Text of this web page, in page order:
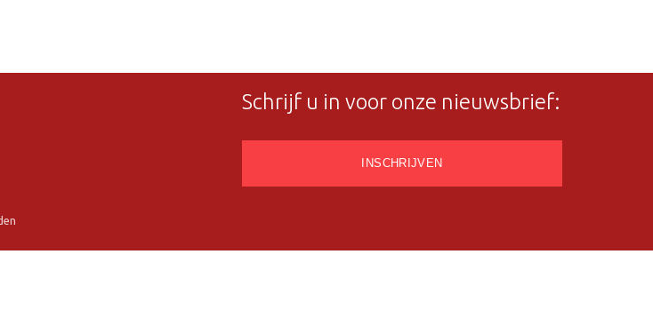
Schrijf u in voor onze nieuwsbrief: